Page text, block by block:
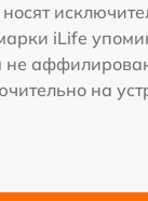
iLife
не
на